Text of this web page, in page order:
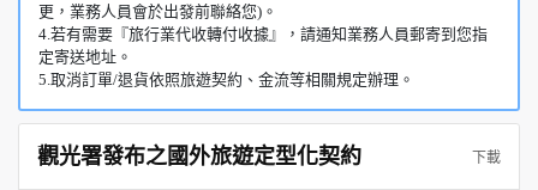
更，業務人員會於出發前聯絡您)。
4.若有需要『旅行業代收轉付收據』，請通知業務人員郵寄到您指
定寄送地址。
5.取消訂單/退貨依照旅遊契約、金流等相關規定辦理。
觀光署發布之國外旅遊定型化契約 下載